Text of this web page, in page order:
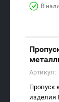
В
черный,
Артикул:
Пропуск
изделия